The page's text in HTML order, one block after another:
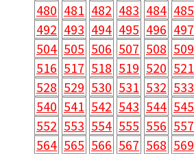
480 481 482 483 484 485
492 493 494 495 496 497
504 505 506 507 508 509
516 517 518 519 520 521
528 529 530 531 532 533
540 541 542 543 544 545
552 553 554 555 556 557
564 565 566 567 568 569